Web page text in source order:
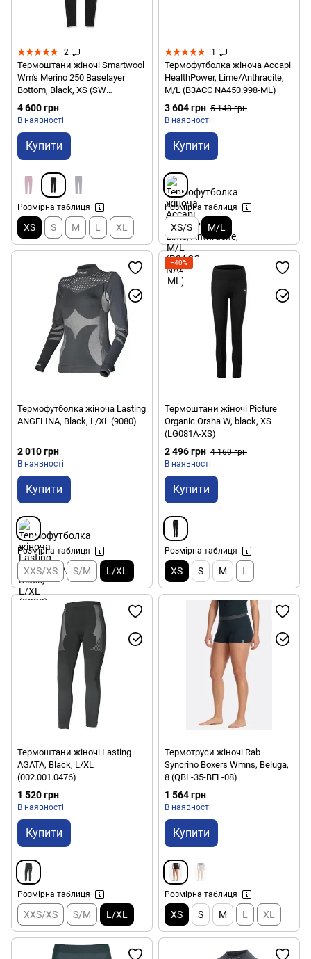
2
Термоштани жіночі Smartwool
Wm's Merino 250 Baselayer
Bottom, Black, XS (SW
SW018809.001-XS)
4 600 грн
В наявності
Купити
Розмірна таблиця
XS S M L XL
1
Термофутболка жіноча Accapi
HealthPower, Lime/Anthracite,
M/L (B3ACC NA450.998-ML)
3 604 грн 5 148 грн
В наявності
Купити
Розмірна таблиця
XS/S M/L
Термофутболка жіноча Lasting
ANGELINA, Black, L/XL (9080)
2 010 грн
В наявності
Купити
Розмірна таблиця
XXS/XS S/M L/XL
−40%
Термоштани жіночі Picture
Organic Orsha W, black, XS
(LG081A-XS)
2 496 грн 4 160 грн
В наявності
Купити
Розмірна таблиця
XS S M L
Термоштани жіночі Lasting
AGATA, Black, L/XL
(002.001.0476)
1 520 грн
В наявності
Купити
Розмірна таблиця
XXS/XS S/M L/XL
Термотруси жіночі Rab
Syncrino Boxers Wmns, Beluga,
8 (QBL-35-BEL-08)
1 564 грн
В наявності
Купити
Розмірна таблиця
XS S M L XL